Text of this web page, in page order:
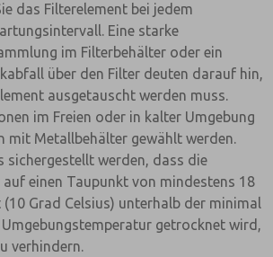
das Filterelement bei jedem
Eine starke
im Filterbehälter oder ein
über den Filter deuten darauf hin,
ausgetauscht werden muss.
im Freien oder in kalter Umgebung
mit Metallbehälter gewählt werden.
sichergestellt werden, dass die
einen Taupunkt von mindestens 18
(10 Grad Celsius) unterhalb der minimal
getrocknet wird,
verhindern.